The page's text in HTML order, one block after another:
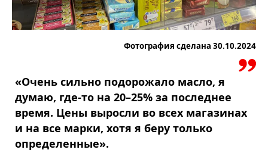
Фотография сделана 30.10.2024
«Очень сильно подорожало масло, я
думаю, где-то на 20–25% за последнее
время. Цены выросли во всех магазинах
и на все марки, хотя я беру только
определенные».